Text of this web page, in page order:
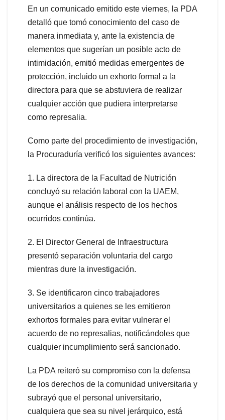
En un comunicado emitido este viernes, la PDA
detalló que tomó conocimiento del caso de
manera inmediata y, ante la existencia de
elementos que sugerían un posible acto de
intimidación, emitió medidas emergentes de
protección, incluido un exhorto formal a la
directora para que se abstuviera de realizar
cualquier acción que pudiera interpretarse
como represalia.
Como parte del procedimiento de investigación,
la Procuraduría verificó los siguientes avances:
1. La directora de la Facultad de Nutrición
concluyó su relación laboral con la UAEM,
aunque el análisis respecto de los hechos
ocurridos continúa.
2. El Director General de Infraestructura
presentó separación voluntaria del cargo
mientras dure la investigación.
3. Se identificaron cinco trabajadores
universitarios a quienes se les emitieron
exhortos formales para evitar vulnerar el
acuerdo de no represalias, notificándoles que
cualquier incumplimiento será sancionado.
La PDA reiteró su compromiso con la defensa
de los derechos de la comunidad universitaria y
subrayó que el personal universitario,
cualquiera que sea su nivel jerárquico, está